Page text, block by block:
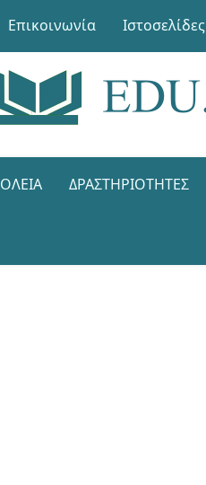
Επικοινωνία Ιστοσελίδες
ΔΡΑΣΤΗΡΙΌΤΗΤΕΣ